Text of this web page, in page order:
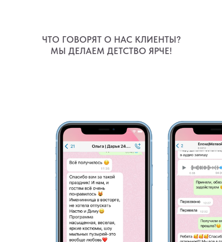
ЧТО ГОВОРЯТ О НАС КЛИЕНТЫ?
МЫ ДЕЛАЕМ ДЕТСТВО ЯРЧЕ!